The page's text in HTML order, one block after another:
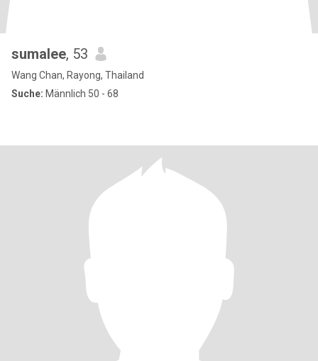
sumalee, 53
Wang Chan, Rayong, Thailand
Suche: Männlich 50 - 68